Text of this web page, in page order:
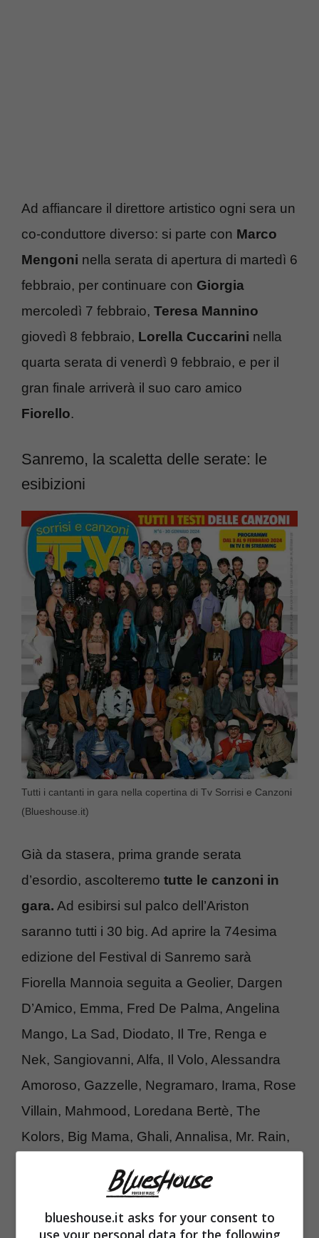
Ad affiancare il direttore artistico ogni sera un
co-conduttore diverso: si parte con Marco
Mengoni nella serata di apertura di martedì 6
febbraio, per continuare con Giorgia
mercoledì 7 febbraio, Teresa Mannino
giovedì 8 febbraio, Lorella Cuccarini nella
quarta serata di venerdì 9 febbraio, e per il
gran finale arriverà il suo caro amico
Fiorello.
Sanremo, la scaletta delle serate: le
esibizioni
Tutti i cantanti in gara nella copertina di Tv Sorrisi e Canzoni
(Blueshouse.it)
Già da stasera, prima grande serata
d’esordio, ascolteremo tutte le canzoni in
gara. Ad esibirsi sul palco dell’Ariston
saranno tutti i 30 big. Ad aprire la 74esima
edizione del Festival di Sanremo sarà
Fiorella Mannoia seguita a Geolier, Dargen
D’Amico, Emma, Fred De Palma, Angelina
Mango, La Sad, Diodato, Il Tre, Renga e
Nek, Sangiovanni, Alfa, Il Volo, Alessandra
Amoroso, Gazzelle, Negramaro, Irama, Rose
Villain, Mahmood, Loredana Bertè, The
Kolors, Big Mama, Ghali, Annalisa, Mr. Rain,
Clara e BNKR44.
blueshouse.it asks for your consent to
use your personal data for the following